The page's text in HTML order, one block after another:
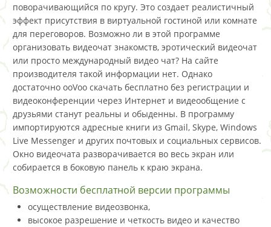
поворачивающийся по кругу. Это создает реалистичный
эффект присутствия в виртуальной гостиной или комнате
для переговоров. Возможно ли в этой программе
организовать видеочат знакомств, эротический видеочат
или просто международный видео чат? На сайте
производителя такой информации нет. Однако
достаточно ooVoo скачать бесплатно без регистрации и
видеоконференции через Интернет и видеообщение с
друзьями станут реальны и обыденны. В программу
импортируются адресные книги из Gmail, Skype, Windows
Live Messenger и других почтовых и социальных сервисов.
Окно видеочата разворачивается во весь экран или
собирается в боковую панель к краю экрана.
Возможности бесплатной версии программы
осуществление видеозвонка,
высокое разрешение и четкость видео и качество